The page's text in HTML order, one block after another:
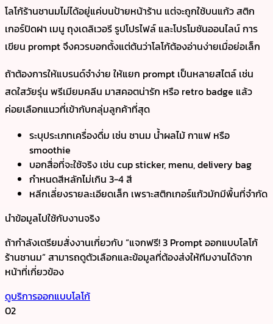
โลโก้ร้านชานมไม่ได้อยู่แค่บนป้ายหน้าร้าน แต่จะถูกใช้บนแก้ว สติก
เกอร์ปิดฝา เมนู ถุงเดลิเวอรี รูปโปรไฟล์ และโปรโมชันออนไลน์ การ
เขียน prompt จึงควรบอกตั้งแต่ต้นว่าโลโก้ต้องอ่านง่ายเมื่อย่อเล็ก
ถ้าต้องการให้แบรนด์จำง่าย ให้แยก prompt เป็นหลายสไตล์ เช่น
สดใสวัยรุ่น พรีเมียมคลีน มาสคอตน่ารัก หรือ retro badge แล้ว
ค่อยเลือกแนวที่เข้ากับกลุ่มลูกค้าที่สุด
ระบุประเภทเครื่องดื่ม เช่น ชานม น้ำผลไม้ กาแฟ หรือ
smoothie
บอกสื่อที่จะใช้จริง เช่น cup sticker, menu, delivery bag
กำหนดสีหลักไม่เกิน 3-4 สี
หลีกเลี่ยงรายละเอียดเล็ก เพราะสติกเกอร์แก้วมักมีพื้นที่จำกัด
นำข้อมูลไปใช้กับงานจริง
ถ้ากำลังเตรียมสั่งงานเกี่ยวกับ “แจกฟรี! 3 Prompt ออกแบบโลโก้
ร้านชานม” สามารถดูตัวเลือกและข้อมูลที่ต้องส่งให้ทีมงานได้จาก
หน้าที่เกี่ยวข้อง
ดูบริการออกแบบโลโก้
02